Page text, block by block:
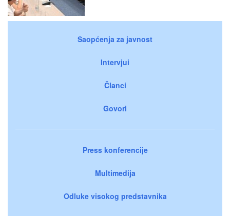
Saopćenja za javnost
Intervjui
Članci
Govori
Press konferencije
Multimedija
Odluke visokog predstavnika